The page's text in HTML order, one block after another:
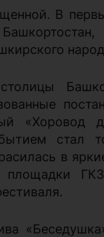
В
«Хоровод
стал
в
площадки